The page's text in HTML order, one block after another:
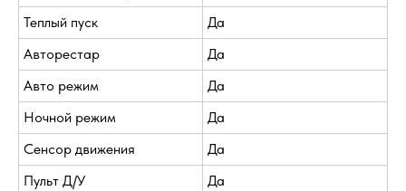
Теплый пуск
Да
Авторестар
Да
Авто режим
Да
Ночной режим
Да
Сенсор движения
Да
Пульт Д/У
Да